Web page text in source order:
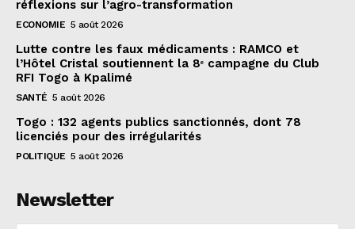
réflexions sur l’agro-transformation
ECONOMIE 5 août 2026
Lutte contre les faux médicaments : RAMCO et
l’Hôtel Cristal soutiennent la 8ᵉ campagne du Club
RFI Togo à Kpalimé
SANTÉ 5 août 2026
Togo : 132 agents publics sanctionnés, dont 78
licenciés pour des irrégularités
POLITIQUE 5 août 2026
Newsletter